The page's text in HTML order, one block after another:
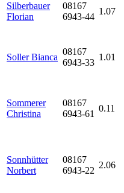
Silberbauer
Florian
08167
6943-44
1.07
Soller Bianca
08167
6943-33
1.01
Sommerer
Christina
08167
6943-61
0.11
Sonnhütter
Norbert
08167
6943-22
2.06